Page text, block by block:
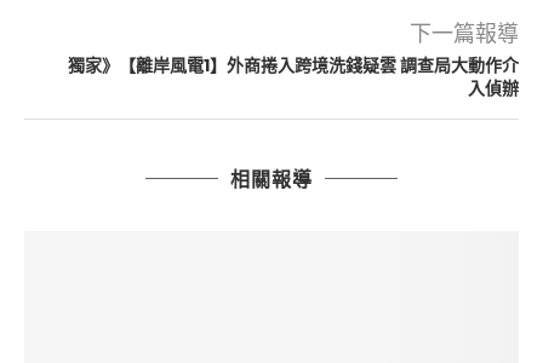
下一篇報導
獨家》【離岸風電1】外商捲入跨境洗錢疑雲 調查局大動作介
入偵辦
相關報導